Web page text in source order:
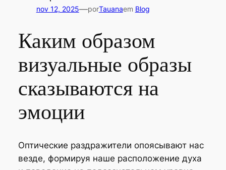
nov 12, 2025—porTauanaem Blog
Каким образом
визуальные образы
сказываются на
эмоции
Оптические раздражители опоясывают нас
везде, формируя наше расположение духа